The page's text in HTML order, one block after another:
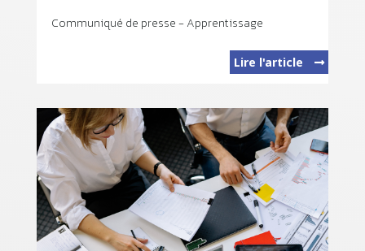
Communiqué de presse - Apprentissage
Lire l'article